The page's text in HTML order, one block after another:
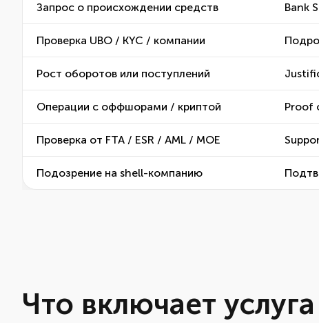
Запрос о происхождении средств Bank
Проверка UBO / KYC / компании
Рост оборотов или поступлений
Операции с оффшорами / криптой Proof
Проверка от FTA / ESR / AML / MOE
Подозрение на shell-компанию
Что включает